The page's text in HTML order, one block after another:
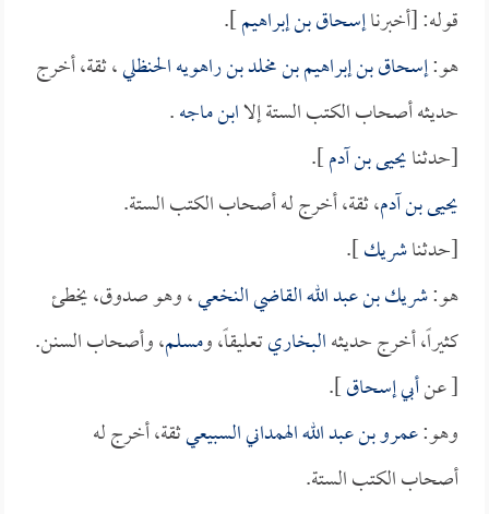
قوله: [أخبرناإسحاق بن إبراهيم].
هو:إسحاق بن إبراهيم بن مخلد بن راهويه الحنظلي، ثقة، أخرج
حديثه أصحاب الكتب الستة إلاابن ماجه.
[حدثنايحيى بن آدم].
يحيى بن آدم، ثقة، أخرج له أصحاب الكتب الستة.
[حدثناشريك].
هو:شريك بن عبد الله القاضي النخعي، وهو صدوق، يخطئ
كثيراً، أخرج حديثهالبخاريتعليقاً، ومسلم، وأصحاب السنن.
[ عنأبي إسحاق].
وهو:عمرو بن عبد الله الهمداني السبيعيثقة، أخرج له
أصحاب الكتب الستة.